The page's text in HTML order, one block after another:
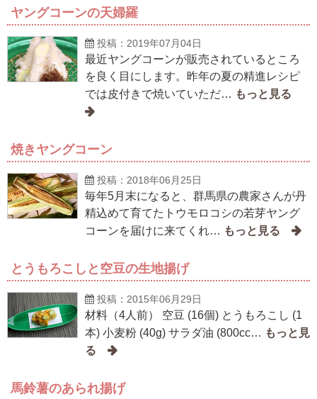
ヤングコーンの天婦羅
投稿：2019年07月04日
最近ヤングコーンが販売されているところ
を良く目にします。昨年の夏の精進レシピ
では皮付きで焼いていただ…
焼きヤングコーン
投稿：2018年06月25日
毎年5月末になると、群馬県の農家さんが丹
精込めて育てたトウモロコシの若芽ヤング
コーンを届けに来てくれ…
とうもろこしと空豆の生地揚げ
投稿：2015年06月29日
材料（4人前） 空豆 (16個) とうもろこし (1
本) 小麦粉 (40g) サラダ油 (800cc…
馬鈴薯のあられ揚げ